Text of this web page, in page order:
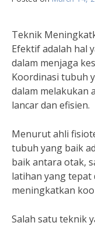
Teknik
Efektif adalah hal
dalam menjaga
Koordinasi tubuh
dalam melakukan
lancar dan efisien.
Menurut ahli
tubuh yang baik
baik antara otak,
latihan yang tepat
meningkatkan
Salah satu teknik